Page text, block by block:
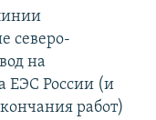
северо-
на
ЕЭС России (и
работ)